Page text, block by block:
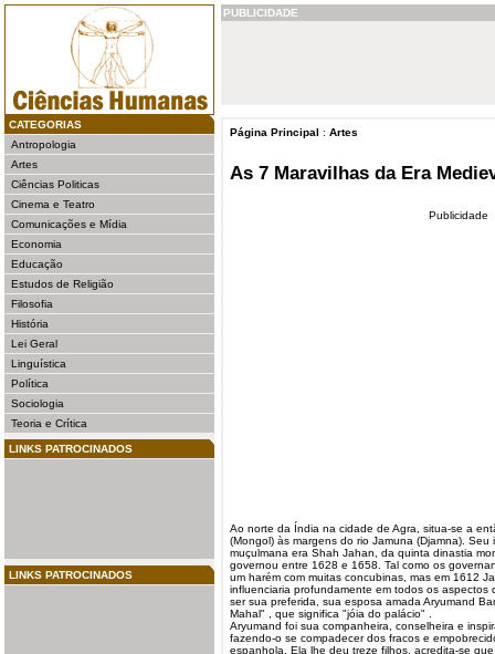
CATEGORIAS
Antropologia
Artes
Ciências Politicas
Cinema e Teatro
Comunicações e Mídia
Economia
Educação
Estudos de Religião
Filosofia
História
Lei Geral
Linguística
Política
Sociologia
Teoria e Crítica
LINKS PATROCINADOS
LINKS PATROCINADOS
PUBLICIDADE
Página Principal : Artes
As 7 Maravilhas da Era
Publicidade
Ao norte da Índia na cidade de Agra, situa-se a
(Mongol) às margens do rio Jamuna (Djamna). Seu
muçulmana era Shah Jahan, da quinta dinastia
governou entre 1628 e 1658. Tal como os
um harém com muitas concubinas, mas em 1612
influenciaria profundamente em todos os
ser sua preferida, sua esposa amada Aryumand
Mahal" , que significa "jóia do palácio" .
Aryumand foi sua companheira, conselheira e
fazendo-o se compadecer dos fracos e
espanhola. Ela lhe deu treze filhos, acredita-se